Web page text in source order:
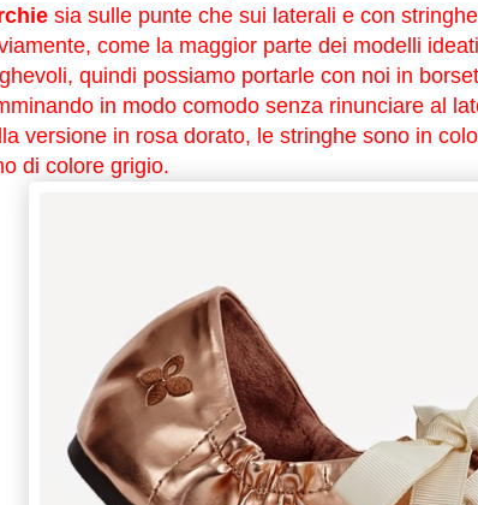
sia sulle punte che sui laterali e con
come la maggior parte dei modelli
quindi possiamo portarle con noi in
in modo comodo senza rinunciare al
versione in rosa dorato, le stringhe sono in
di colore grigio.